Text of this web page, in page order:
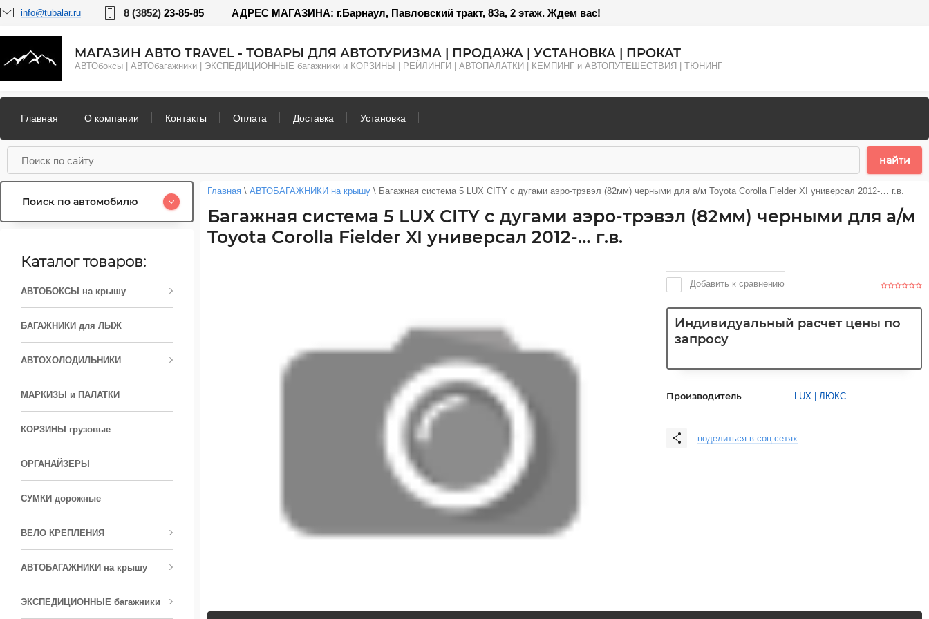
info@tubalar.ru 8 (3852) 23-85-85 АДРЕС МАГАЗИНА: г.Барнаул, Павловский тракт, 83а, 2 этаж. Ждем вас!
МАГАЗИН АВТО TRAVEL - ТОВАРЫ ДЛЯ АВТОТУРИЗМА | ПРОДАЖА | УСТАНОВКА | ПРОКАТ
АВТОбоксы | АВТОбагажники | ЭКСПЕДИЦИОННЫЕ багажники и КОРЗИНЫ | РЕЙЛИНГИ | АВТОПАЛАТКИ | КЕМПИНГ и АВТОПУТЕШЕСТВИЯ | ТЮНИНГ
Главная О компании Контакты Оплата Доставка Установка
найти
Поиск по автомобилю
Каталог товаров:
АВТОБОКСЫ на крышу
БАГАЖНИКИ для ЛЫЖ
АВТОХОЛОДИЛЬНИКИ
МАРКИЗЫ и ПАЛАТКИ
КОРЗИНЫ грузовые
ОРГАНАЙЗЕРЫ
СУМКИ дорожные
ВЕЛО КРЕПЛЕНИЯ
АВТОБАГАЖНИКИ на крышу
ЭКСПЕДИЦИОННЫЕ багажники
Главная \ АВТОБАГАЖНИКИ на крышу \ Багажная система 5 LUX CITY с дугами аэро-трэвэл (82мм) черными для а/м Toyota Corolla Fielder XI универсал 2012-… г.в.
Багажная система 5 LUX CITY с дугами аэро-трэвэл (82мм) черными для а/м
Toyota Corolla Fielder XI универсал 2012-… г.в.
Добавить к сравнению
Индивидуальный расчет цены по
запросу
Производитель LUX | ЛЮКС
поделиться в соц.сетях